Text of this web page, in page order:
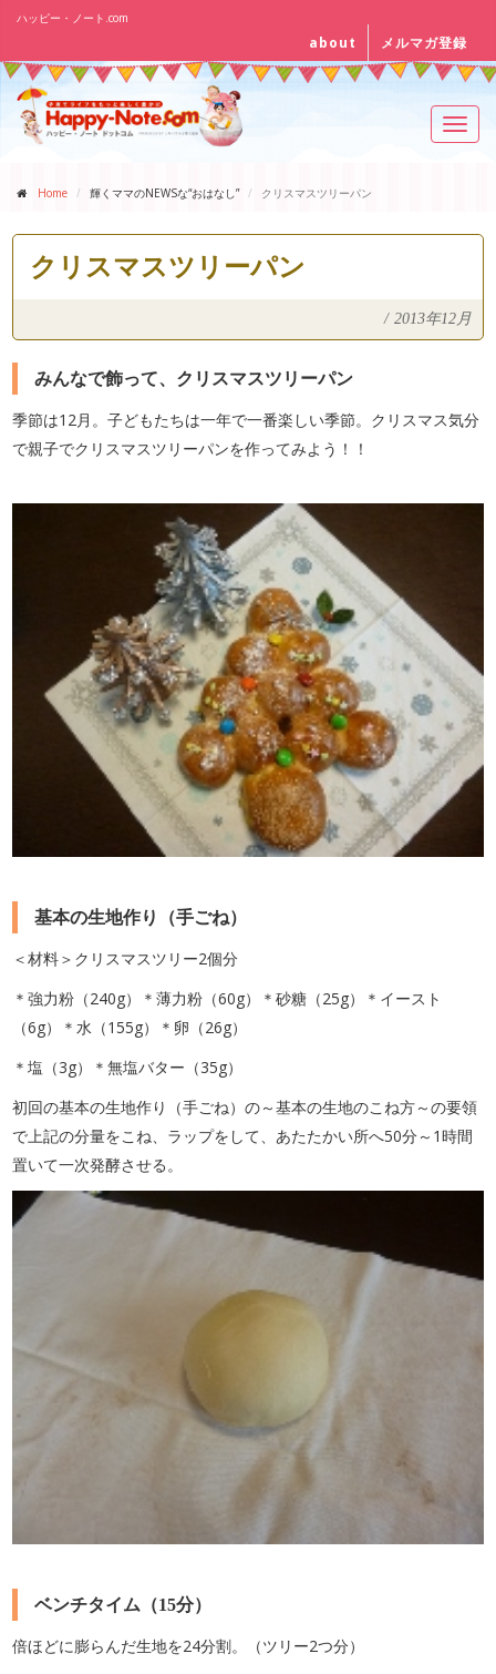
ハッピー・ノート.com
about メルマガ登録
Home 輝くママのNEWSな“おはなし” クリスマスツリーパン
クリスマスツリーパン
/ 2013年12月
みんなで飾って、クリスマスツリーパン
季節は12月。子どもたちは一年で一番楽しい季節。クリスマス気分
で親子でクリスマスツリーパンを作ってみよう！！
基本の生地作り（手ごね）
＜材料＞クリスマスツリー2個分
＊強力粉（240g）＊薄力粉（60g）＊砂糖（25g）＊イースト
（6g）＊水（155g）＊卵（26g）
＊塩（3g）＊無塩バター（35g）
初回の基本の生地作り（手ごね）の～基本の生地のこね方～の要領
で上記の分量をこね、ラップをして、あたたかい所へ50分～1時間
置いて一次発酵させる。
ベンチタイム（15分）
倍ほどに膨らんだ生地を24分割。（ツリー2つ分）